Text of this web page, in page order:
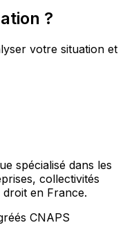
?
votre situation et
spécialisé dans les
collectivités
en France.
CNAPS